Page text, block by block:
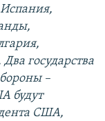
государства
–
будут
США,